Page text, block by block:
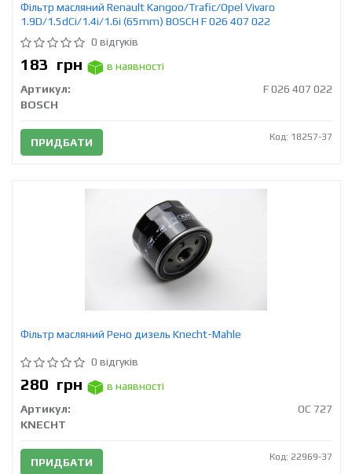
Фільтр масляний Renault Kangoo/Trafic/Opel Vivaro
1.9D/1.5dCi/1.4i/1.6i (65mm) BOSCH F 026 407 022
0 відгуків
183 грн
в наявності
Артикул:
F 026 407 022
BOSCH
ПРИДБАТИ Код: 18257-37
Фільтр масляний Рено дизель Knecht-Mahle
0 відгуків
280 грн
в наявності
Артикул:
OC 727
KNECHT
ПРИДБАТИ Код: 22969-37